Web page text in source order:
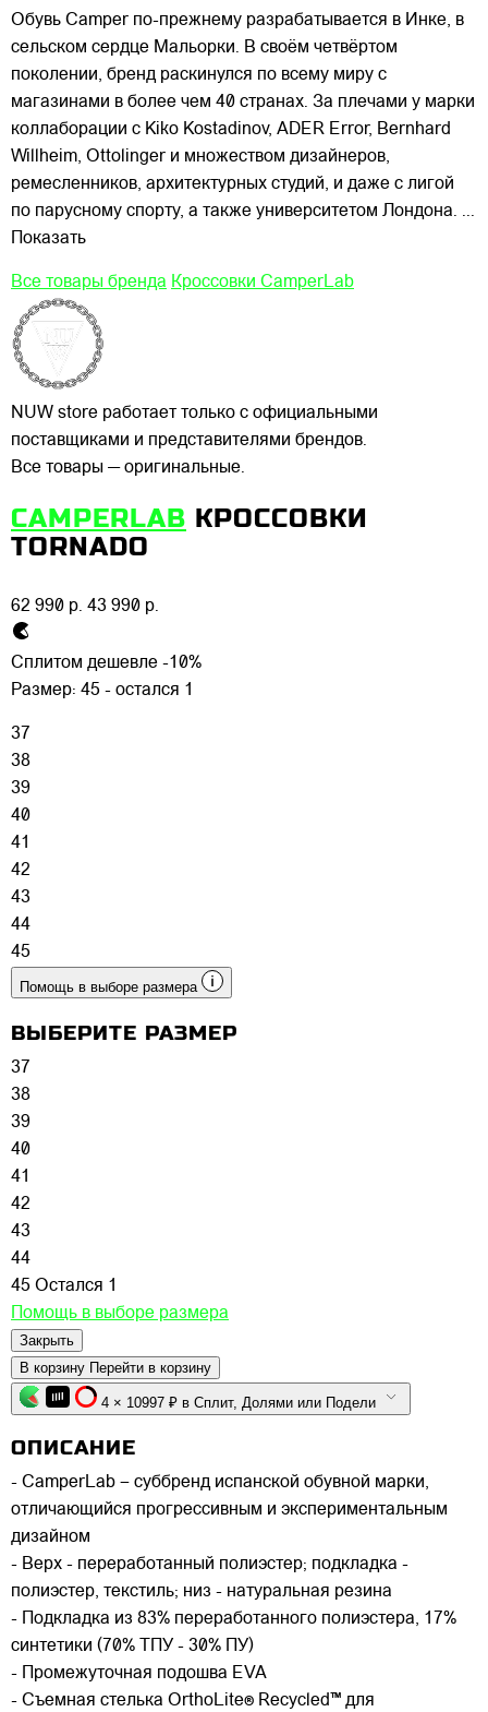
Обувь Camper по-прежнему разрабатывается в Инке, в
сельском сердце Мальорки. В своём четвёртом
поколении, бренд раскинулся по всему миру с
магазинами в более чем 40 странах. За плечами у марки
коллаборации с Kiko Kostadinov, ADER Error, Bernhard
Willheim, Ottolinger и множеством дизайнеров,
ремесленников, архитектурных студий, и даже с лигой
по парусному спорту, а также университетом Лондона. ...
Показать
Все товары бренда Кроссовки CamperLab
NUW store работает только с официальными
поставщиками и представителями брендов.
Все товары — оригинальные.
CAMPERLAB КРОССОВКИ
TORNADO
62 990 р. 43 990 р.
Сплитом дешевле -10%
Размер: 45 - остался 1
37
38
39
40
41
42
43
44
45
Помощь в выборе размера
ВЫБЕРИТЕ РАЗМЕР
37
38
39
40
41
42
43
44
45 Остался 1
Помощь в выборе размера
Закрыть
В корзину Перейти в корзину
4 × 10997 ₽ в Сплит, Долями или Подели
ОПИСАНИЕ
- CamperLab – суббренд испанской обувной марки,
отличающийся прогрессивным и экспериментальным
дизайном
- Верх - переработанный полиэстер; подкладка -
полиэстер, текстиль; низ - натуральная резина
- Подкладка из 83% переработанного полиэстера, 17%
синтетики (70% ТПУ - 30% ПУ)
- Промежуточная подошва EVA
- Съемная стелька OrthoLite® Recycled™ для